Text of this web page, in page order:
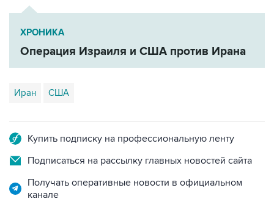
ХРОНИКА
Операция Израиля и США против Ирана
Иран США
Купить подписку на профессиональную ленту
Подписаться на рассылку главных новостей сайта
Получать оперативные новости в официальном
канале